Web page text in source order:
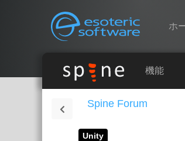
Esoteric
Navigation ホ
機能
Spine Forum
Unity